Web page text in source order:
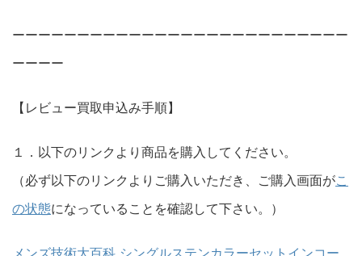
ーーーーーーーーーーーーーーーーーーーーーーーーーー
ーーーー
【レビュー買取申込み手順】
１．以下のリンクより商品を購入してください。
（必ず以下のリンクよりご購入いただき、ご購入画面がこ
の状態になっていることを確認して下さい。）